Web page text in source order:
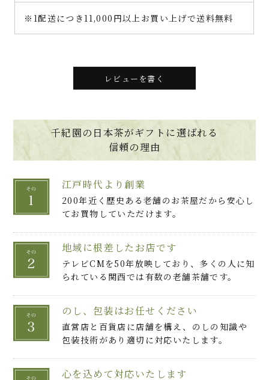
※1配送につき11,000円以上お買い上げで送料無料
レビューを書く
千紀園の日本茶がギフトに選ばれる
信頼の理由
江戸時代より創業
200年近く歴史ある老舗のお茶屋だから安心し
てお買物していただけます。
地域に根差したお店です
テレビCMを50年放映しており、多くの人に知
られている関西では有数の老舗茶舗です。
のし、包装はお任せください
直営店と百貨店に店舗を構え、のしの知識や
包装技術があり適切に対応いたします。
心を込めて対応いたします